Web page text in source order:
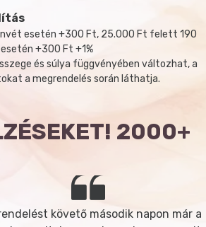
esetén +300 Ft, 25.000 Ft felett 190
+300 Ft +1%
és súlya függvényében változhat, a
a megrendelés során láthatja.
2000+
követő második napon már a